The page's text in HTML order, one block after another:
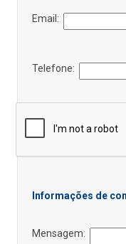
Email:
Telefone:
Informações de
Mensagem: